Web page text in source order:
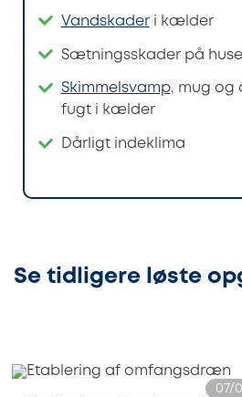
Vandskaderi kælder
Sætningsskader på
Skimmelsvamp, mug og
fugt i kælder
Dårligt indeklima
Se tidligere løste
07/